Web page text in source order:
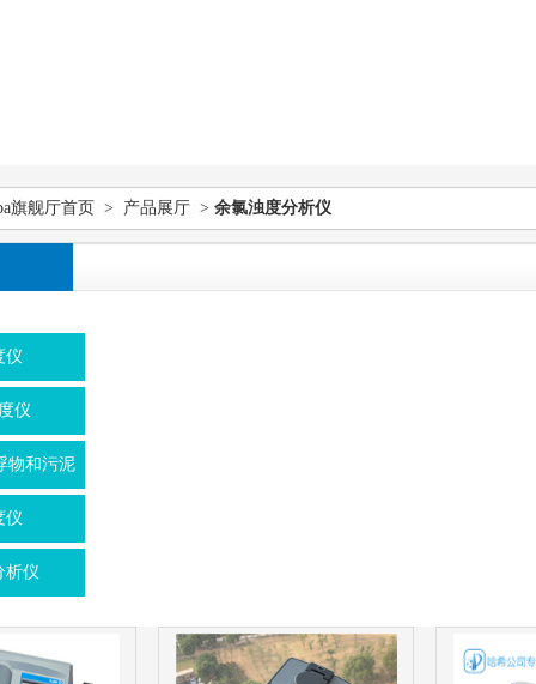
旗舰厅首页 > 产品展厅 > 余氯浊度分析仪
仪
仪
物和污泥
仪
析仪